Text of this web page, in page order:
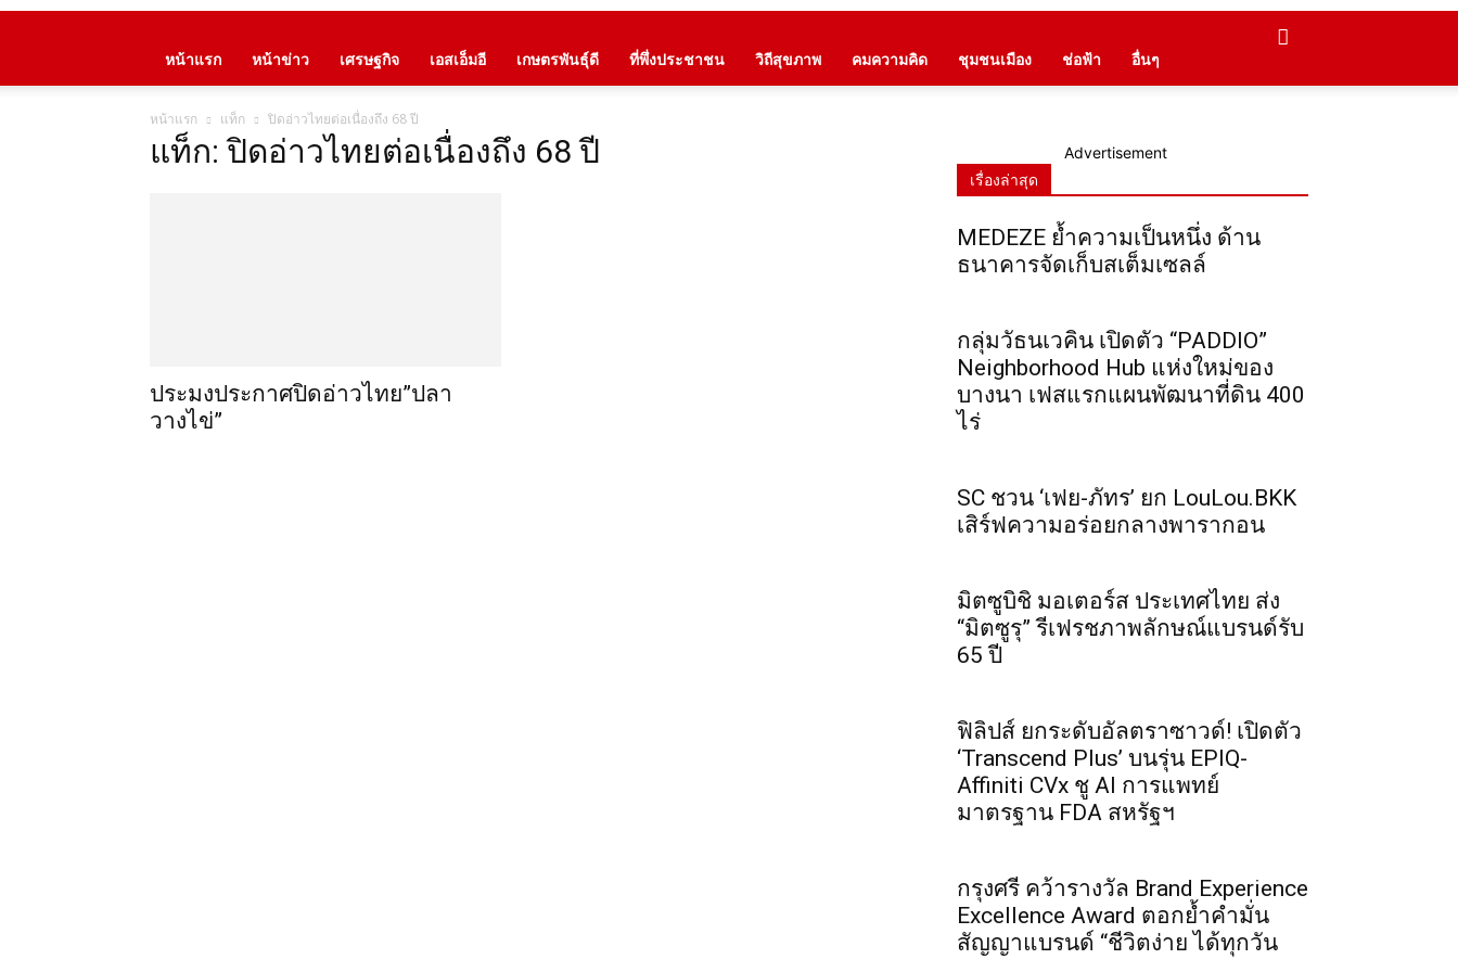
หน้าแรก หน้าข่าว เศรษฐกิจ เอสเอ็มอี เกษตรพันธุ์ดี ที่พึ่งประชาชน วิถีสุขภาพ คมความคิด ชุมชนเมือง ช่อฟ้า อื่นๆ
หน้าแรก แท็ก ปิดอ่าวไทยต่อเนื่องถึง 68 ปี
แท็ก: ปิดอ่าวไทยต่อเนื่องถึง 68 ปี
ประมงประกาศปิดอ่าวไทย”ปลา
วางไข่”
Advertisement
เรื่องล่าสุด
MEDEZE ย้ำความเป็นหนึ่ง ด้าน
ธนาคารจัดเก็บสเต็มเซลล์
กลุ่มวัธนเวคิน เปิดตัว “PADDIO”
Neighborhood Hub แห่งใหม่ของ
บางนา เฟสแรกแผนพัฒนาที่ดิน 400
ไร่
SC ชวน ‘เฟย-ภัทร’ ยก LouLou.BKK
เสิร์ฟความอร่อยกลางพารากอน
มิตซูบิชิ มอเตอร์ส ประเทศไทย ส่ง
“มิตซูรุ” รีเฟรชภาพลักษณ์แบรนด์รับ
65 ปี
ฟิลิปส์ ยกระดับอัลตราซาวด์! เปิดตัว
‘Transcend Plus’ บนรุ่น EPIQ-
Affiniti CVx ชู AI การแพทย์
มาตรฐาน FDA สหรัฐฯ
กรุงศรี คว้ารางวัล Brand Experience
Excellence Award ตอกย้ำคำมั่น
สัญญาแบรนด์ “ชีวิตง่าย ได้ทุกวัน